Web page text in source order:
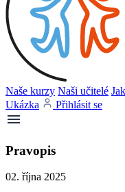
Naše kurzy Naši učitelé
Ukázka
Přihlásit se
Pravopis
02. října 2025